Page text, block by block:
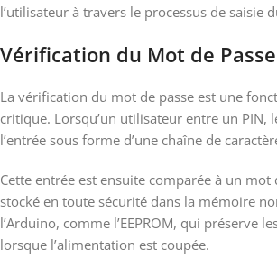
l’utilisateur à travers le processus de saisie
Vérification du Mot de Passe
La vérification du mot de passe est une
critique. Lorsqu’un utilisateur entre un PIN,
l’entrée sous forme d’une chaîne de
Cette entrée est ensuite comparée à un mot
stocké en toute sécurité dans la mémoire
l’Arduino, comme l’EEPROM, qui préserve
lorsque l’alimentation est coupée.